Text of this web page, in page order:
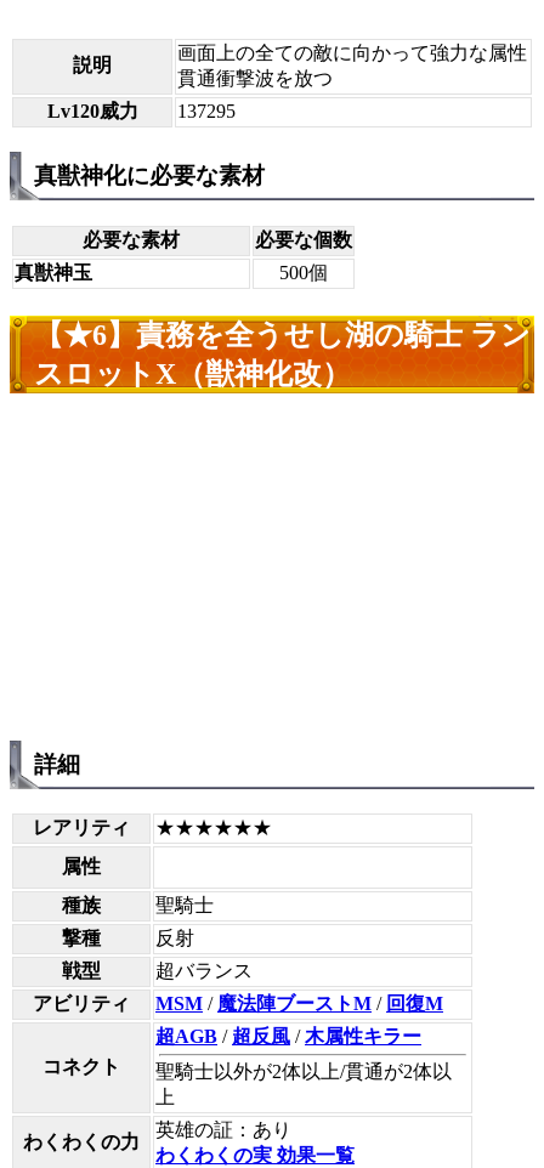
説明
画面上の全ての敵に向かって強力な属性
貫通衝撃波を放つ
Lv120威力
137295
真獣神化に必要な素材
必要な素材
必要な個数
真獣神玉
500個
【★6】責務を全うせし湖の騎士 ラン
スロットX（獣神化改）
詳細
レアリティ
★★★★★★
属性
種族
聖騎士
撃種
反射
戦型
超バランス
アビリティ
MSM / 魔法陣ブーストM / 回復M
コネクト
超AGB / 超反風 /木属性キラー
聖騎士以外が2体以上/貫通が2体以
上
わくわくの力
英雄の証：あり
わくわくの実 効果一覧